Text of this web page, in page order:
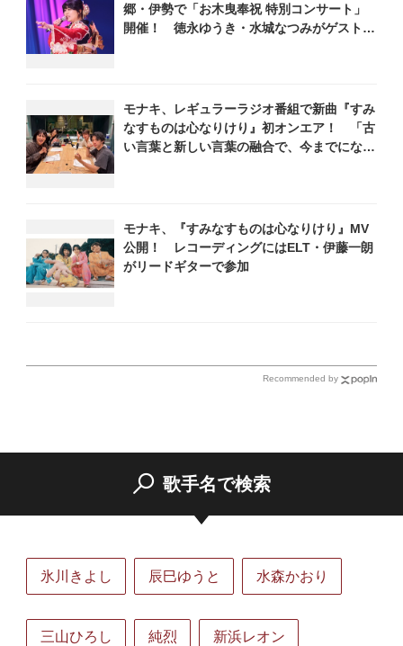
郷・伊勢で「お木曳奉祝 特別コンサート」
開催！ 徳永ゆうき・水城なつみがゲスト出
モナキ、レギュラーラジオ番組で新曲『すみ
なすものは心なりけり』初オンエア！ 「古
い言葉と新しい言葉の融合で、今までにない
モナキ、『すみなすものは心なりけり』MV
公開！ レコーディングにはELT・伊藤一朗
がリードギターで参加
Recommended by
歌手名で検索
氷川きよし 辰巳ゆうと 水森かおり
三山ひろし 純烈 新浜レオン